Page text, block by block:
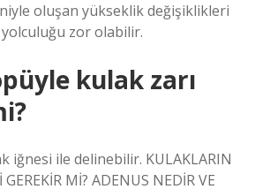
oluşan yükseklik değişiklikleri
zor olabilir.
kulak zarı
iğnesi ile delinebilir. KULAKLARIN
Mİ? ADENUS NEDİR VE